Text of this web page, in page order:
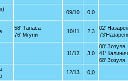
09/10 0:0
58' Танаса
76' Мгуни
10/11 2:3
02'
11/12 3:0
08' Зозуля
41' Калинич
68' Зозуля
12/13 0:0